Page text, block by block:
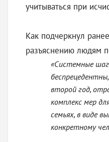
учитываться при
Как подчеркнул
разъяснению людям
«Системные
второй год,
комплекс мер
семьях, в виде
конкретному